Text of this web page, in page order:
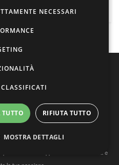
e appassionata su tecnica e
NECESSARI
TUTTO RIFIUTA TUTTO
MOSTRA DETTAGLI